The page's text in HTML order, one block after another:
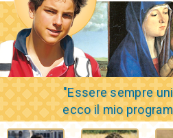
"Essere sempre
ecco il mio